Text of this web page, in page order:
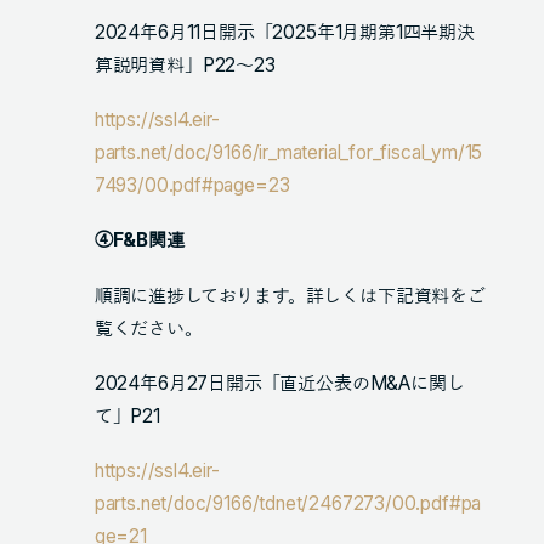
2024年6月11日開示「2025年1月期第1四半期決
算説明資料」P22～23
https://ssl4.eir-
parts.net/doc/9166/ir_material_for_fiscal_ym/15
7493/00.pdf#page=23
④F&B関連
順調に進捗しております。詳しくは下記資料をご
覧ください。
2024年6月27日開示「直近公表のM&Aに関し
て」P21
https://ssl4.eir-
parts.net/doc/9166/tdnet/2467273/00.pdf#pa
ge=21